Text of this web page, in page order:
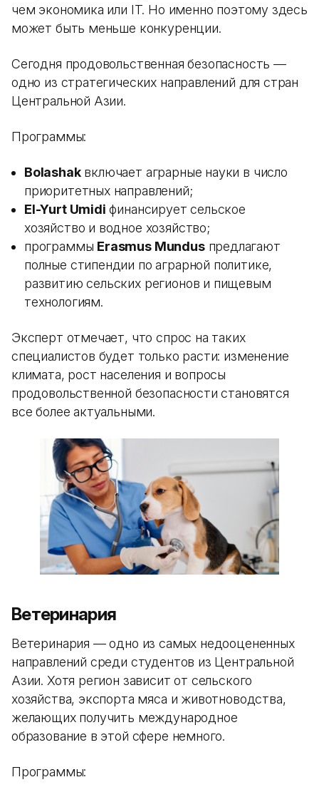
чем экономика или IT. Но именно поэтому здесь
может быть меньше конкуренции.
Сегодня продовольственная безопасность —
одно из стратегических направлений для стран
Центральной Азии.
Программы:
Bolashakвключает аграрные науки в число
приоритетных направлений;
El-Yurt Umidi финансирует сельское
хозяйство и водное хозяйство;
программы Erasmus Mundusпредлагают
полные стипендии по аграрной политике,
развитию сельских регионов и пищевым
технологиям.
Эксперт отмечает, что спрос на таких
специалистов будет только расти: изменение
климата, рост населения и вопросы
продовольственной безопасности становятся
все более актуальными.
Ветеринария
Ветеринария — одно из самых недооцененных
направлений среди студентов из Центральной
Азии. Хотя регион зависит от сельского
хозяйства, экспорта мяса и животноводства,
желающих получить международное
образование в этой сфере немного.
Программы: